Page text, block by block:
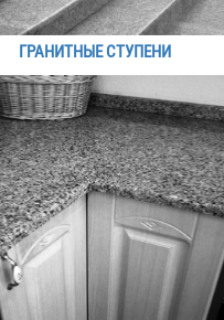
ГРАНИТНЫЕ СТУПЕНИ